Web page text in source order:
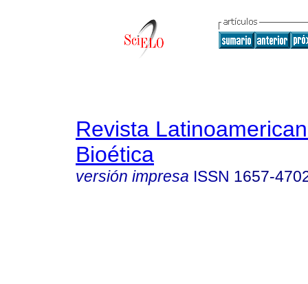
Revista
Bioética
versión impresa ISSN 1657-